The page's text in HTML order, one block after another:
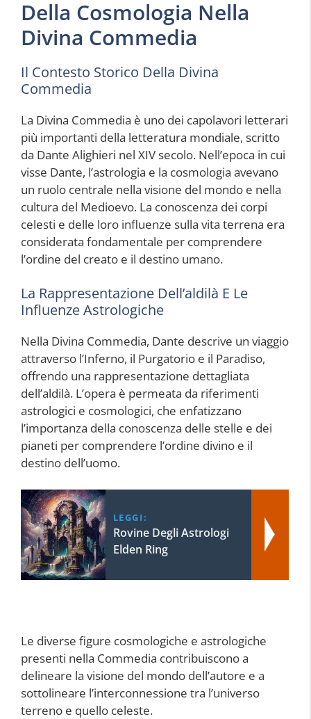
Della Cosmologia Nella
Divina Commedia
Il Contesto Storico Della Divina
Commedia
La Divina Commedia è uno dei capolavori letterari
più importanti della letteratura mondiale, scritto
da Dante Alighieri nel XIV secolo. Nell’epoca in cui
visse Dante, l’astrologia e la cosmologia avevano
un ruolo centrale nella visione del mondo e nella
cultura del Medioevo. La conoscenza dei corpi
celesti e delle loro influenze sulla vita terrena era
considerata fondamentale per comprendere
l’ordine del creato e il destino umano.
La Rappresentazione Dell’aldilà E Le
Influenze Astrologiche
Nella Divina Commedia, Dante descrive un viaggio
attraverso l’Inferno, il Purgatorio e il Paradiso,
offrendo una rappresentazione dettagliata
dell’aldilà. L’opera è permeata da riferimenti
astrologici e cosmologici, che enfatizzano
l’importanza della conoscenza delle stelle e dei
pianeti per comprendere l’ordine divino e il
destino dell’uomo.
LEGGI:
Rovine Degli Astrologi
Elden Ring
Le diverse figure cosmologiche e astrologiche
presenti nella Commedia contribuiscono a
delineare la visione del mondo dell’autore e a
sottolineare l’interconnessione tra l’universo
terreno e quello celeste.